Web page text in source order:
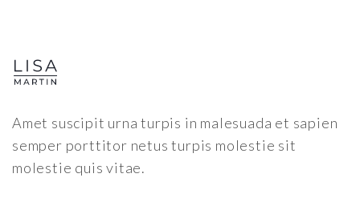
Amet suscipit urna turpis in malesuada et sapien
semper porttitor netus turpis molestie sit
molestie quis vitae.